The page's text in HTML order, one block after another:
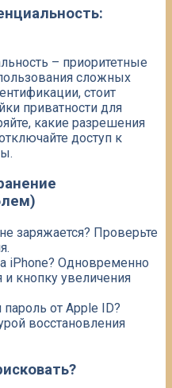
– приоритетные
сложных
стоит
приватности для
какие разрешения
доступ к
заряжается? Проверьте
iPhone? Одновременно
и кнопку увеличения
от Apple ID?
восстановления